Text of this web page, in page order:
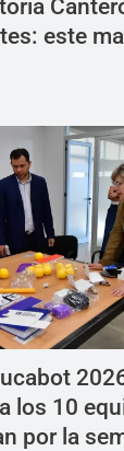
este
los 10
por la